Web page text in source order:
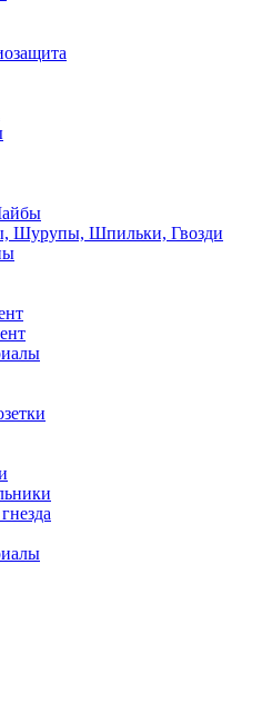
Шурупы, Шпильки, Гвозди